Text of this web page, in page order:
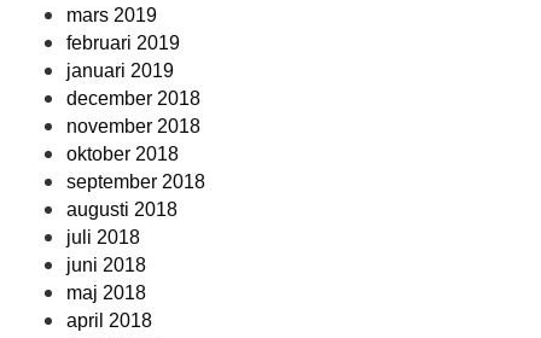
mars 2019
februari 2019
januari 2019
december 2018
november 2018
oktober 2018
september 2018
augusti 2018
juli 2018
juni 2018
maj 2018
april 2018